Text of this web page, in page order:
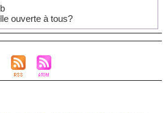
ouverte à tous?